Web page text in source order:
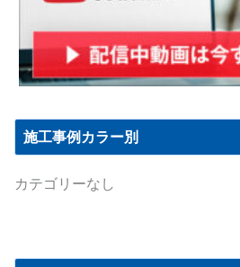
施工事例カラー別
カテゴリーなし